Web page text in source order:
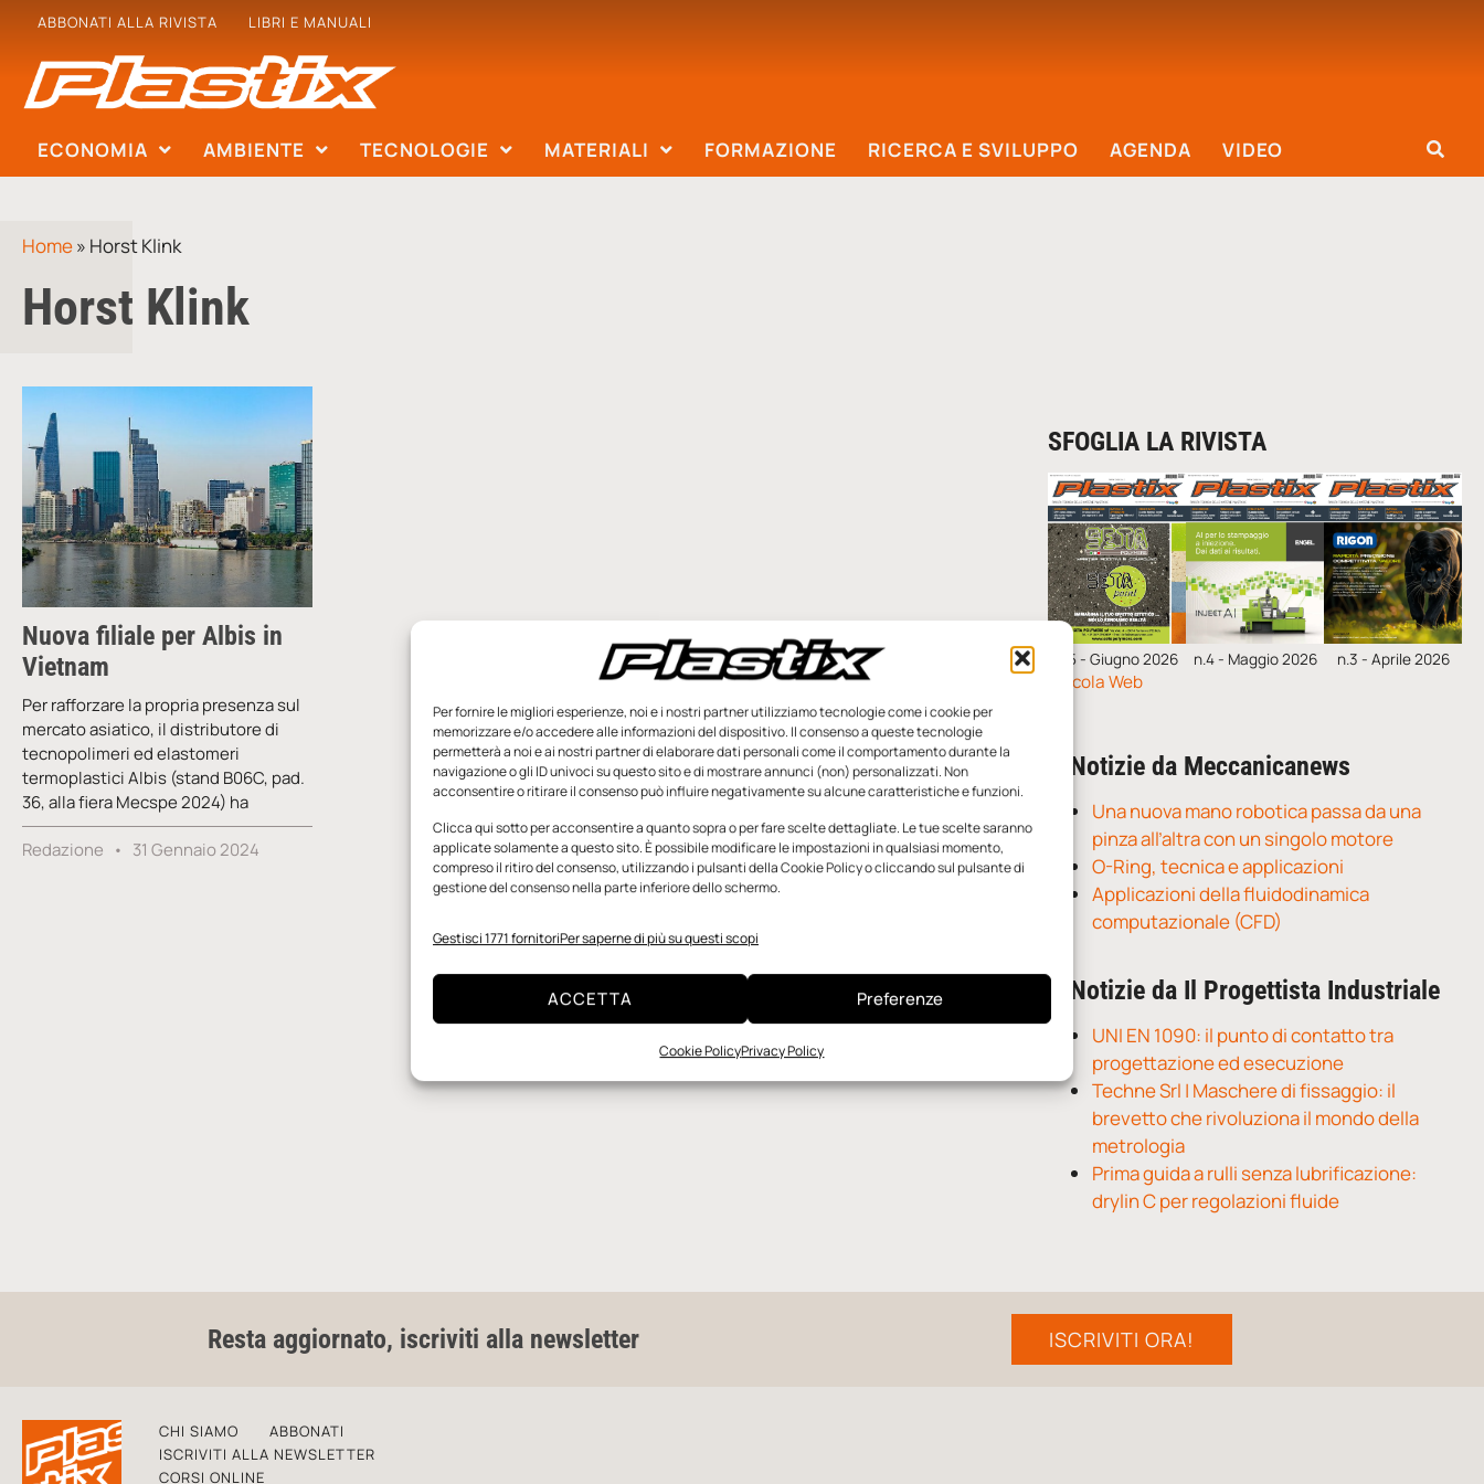
Per fornire le migliori esperienze, noi e i nostri partner utilizziamo tecnologie come i cookie per
memorizzare e/o accedere alle informazioni del dispositivo. Il consenso a queste tecnologie
permetterà a noi e ai nostri partner di elaborare dati personali come il comportamento durante la
navigazione o gli ID univoci su questo sito e di mostrare annunci (non) personalizzati. Non
acconsentire o ritirare il consenso può influire negativamente su alcune caratteristiche e funzioni.
Clicca qui sotto per acconsentire a quanto sopra o per fare scelte dettagliate. Le tue scelte saranno
applicate solamente a questo sito. È possibile modificare le impostazioni in qualsiasi momento,
compreso il ritiro del consenso, utilizzando i pulsanti della Cookie Policy o cliccando sul pulsante di
gestione del consenso nella parte inferiore dello schermo.
Gestisci 1771 fornitoriPer saperne di più su questi scopi
ACCETTA Preferenze
Cookie PolicyPrivacy Policy
ABBONATI ALLA RIVISTA LIBRI E MANUALI
ECONOMIA AMBIENTE TECNOLOGIE MATERIALI FORMAZIONE RICERCA E SVILUPPO AGENDA VIDEO
Home» Horst Klink
Horst Klink
Nuova filiale per Albis in
Vietnam
Per rafforzare la propria presenza sul
mercato asiatico, il distributore di
tecnopolimeri ed elastomeri
termoplastici Albis (stand B06C, pad.
36, alla fiera Mecspe 2024) ha
Redazione 31 Gennaio 2024
SFOGLIA LA RIVISTA
n.5 - Giugno 2026 n.4 - Maggio 2026 n.3 - Aprile 2026
Edicola Web
Notizie da Meccanicanews
Una nuova mano robotica passa da una
pinza all’altra con un singolo motore
O-Ring, tecnica e applicazioni
Applicazioni della fluidodinamica
computazionale (CFD)
Notizie da Il Progettista Industriale
UNI EN 1090: il punto di contatto tra
progettazione ed esecuzione
Techne Srl | Maschere di fissaggio: il
brevetto che rivoluziona il mondo della
metrologia
Prima guida a rulli senza lubrificazione:
drylin C per regolazioni fluide
Resta aggiornato, iscriviti alla newsletter ISCRIVITI ORA!
CHI SIAMO
ABBONATI
ISCRIVITI ALLA NEWSLETTER
CORSI ONLINE